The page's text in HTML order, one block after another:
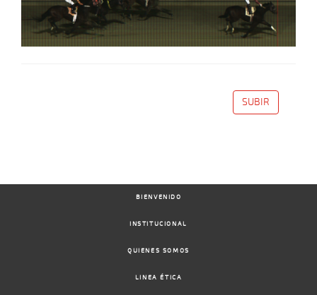
SUBIR
BIENVENIDO
INSTITUCIONAL
QUIENES SOMOS
LINEA ÉTICA